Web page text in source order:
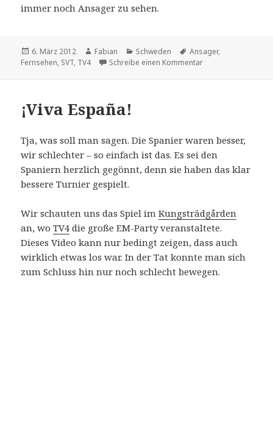
immer noch Ansager zu sehen.
Veröffentlicht
am
6. März 2012 Autor
Fabian Kategorien
Schweden Schlagwörter
Ansager,
Fernsehen, SVT, TV4 Schreibe einen Kommentarzu Kein Hallo mehr
¡Viva España!
Tja, was soll man sagen. Die Spanier waren besser,
wir schlechter – so einfach ist das. Es sei den
Spaniern herzlich gegönnt, denn sie haben das klar
bessere Turnier gespielt.
Wir schauten uns das Spiel imKungsträdgården
an, woTV4 die große EM-Party veranstaltete.
Dieses Video kann nur bedingt zeigen, dass auch
wirklich etwas los war. In der Tat konnte man sich
zum Schluss hin nur noch schlecht bewegen.